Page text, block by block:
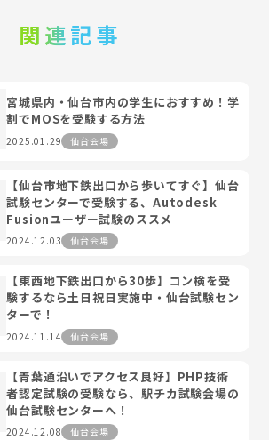
関連記事
宮城県内・仙台市内の学生におすすめ！学
割でMOSを受験する方法
2025.01.29 仙台会場
【仙台市地下鉄出口から歩いてすぐ】仙台
試験センターで受験する、Autodesk
Fusionユーザー試験のススメ
2024.12.03 仙台会場
【東西地下鉄出口から30歩】コン検を受
験するなら土日祝日実施中・仙台試験セン
ターで！
2024.11.14 仙台会場
【青葉通沿いでアクセス良好】PHP技術
者認定試験の受験なら、駅チカ試験会場の
仙台試験センターへ！
2024.12.08 仙台会場